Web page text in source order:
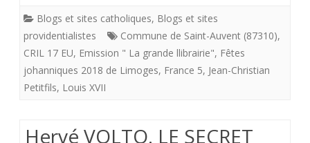
notre
royaume
de
Blogs et sites catholiques, Blogs et sites
providentialistes
Commune de Saint-Auvent (87310),
CRIL 17 EU, Emission " La grande llibrairie", Fêtes
johanniques 2018 de Limoges, France 5, Jean-Christian
Petitfils, Louis XVII
Hervé VOLTO. LE SECRET